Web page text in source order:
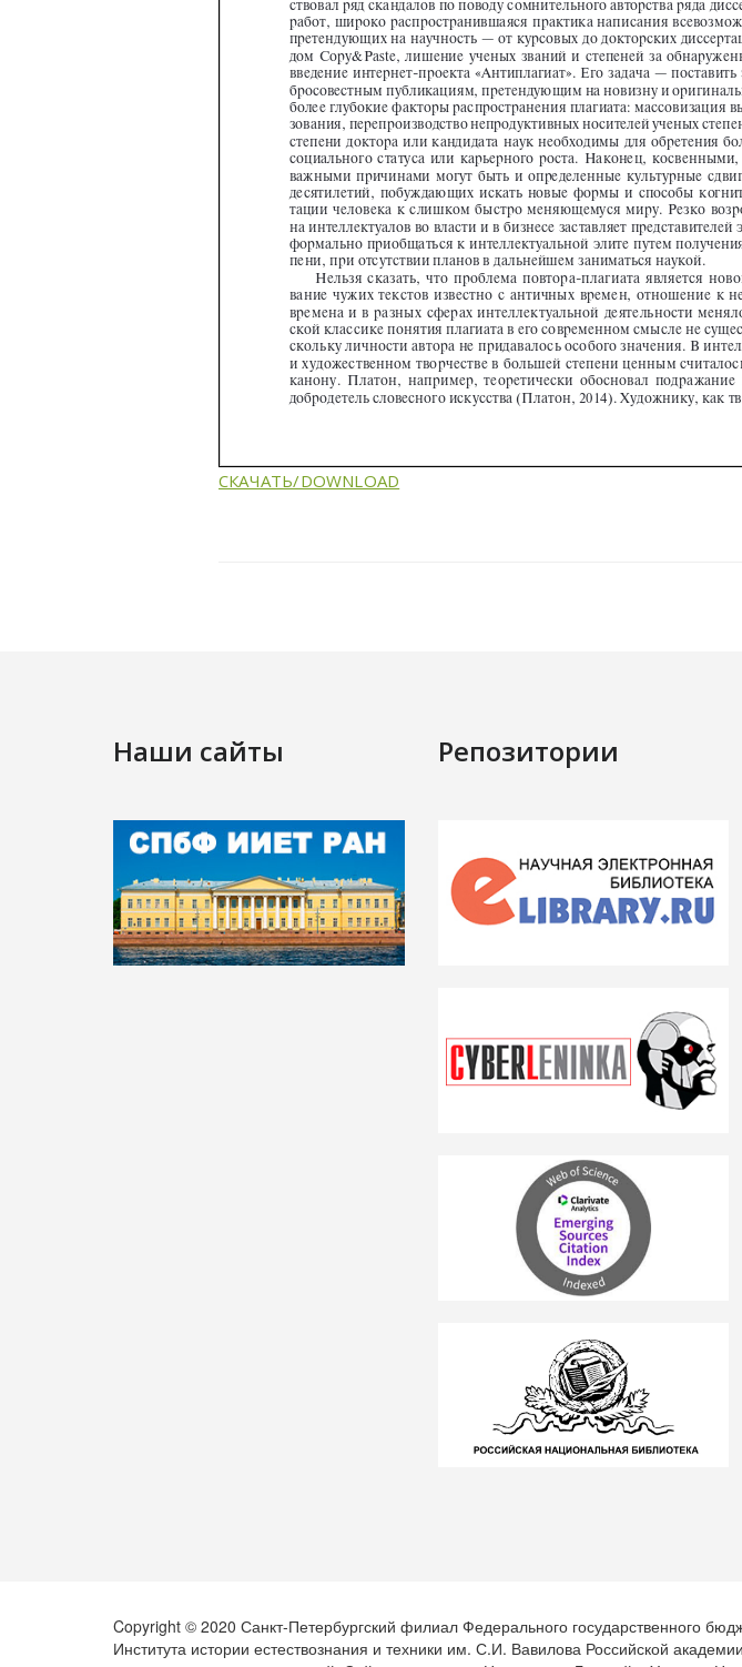
СКАЧАТЬ/DOWNLOAD
Наши сайты Репозитории
Copyright © 2020 Санкт-Петербургский филиал Федерального государственного
Института истории естествознания и техники им. С.И. Вавилова Российской